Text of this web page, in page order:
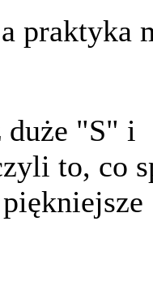
praktyka
duże "S" i
to, co